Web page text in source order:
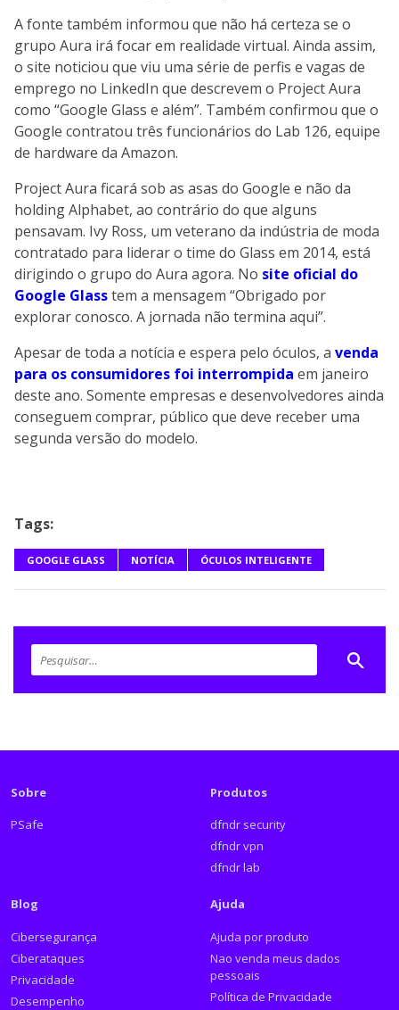
A fonte também informou que não há certeza se o
grupo Aura irá focar em realidade virtual. Ainda assim,
o site noticiou que viu uma série de perfis e vagas de
emprego no LinkedIn que descrevem o Project Aura
como “Google Glass e além”. Também confirmou que o
Google contratou três funcionários do Lab 126, equipe
de hardware da Amazon.
Project Aura ficará sob as asas do Google e não da
holding Alphabet, ao contrário do que alguns
pensavam. Ivy Ross, um veterano da indústria de moda
contratado para liderar o time do Glass em 2014, está
dirigindo o grupo do Aura agora. No site oficial do
Google Glasstem a mensagem “Obrigado por
explorar conosco. A jornada não termina aqui”.
Apesar de toda a notícia e espera pelo óculos, a venda
para os consumidores foi interrompida em janeiro
deste ano. Somente empresas e desenvolvedores ainda
conseguem comprar, público que deve receber uma
segunda versão do modelo.
Tags:
GOOGLE GLASS NOTÍCIA ÓCULOS INTELIGENTE
Sobre
PSafe
Produtos
dfndr security
dfndr vpn
dfndr lab
Blog
Cibersegurança
Ciberataques
Privacidade
Desempenho
Ajuda
Ajuda por produto
Nao venda meus dados
pessoais
Política de Privacidade